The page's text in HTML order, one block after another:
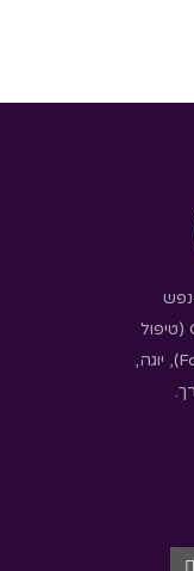
נפש
ומשלבים במהלך הטיפול CBT, EMDR (טיפול
קוגניטיבי-התנהגותי), התמקדות (Focusing), יוגה,